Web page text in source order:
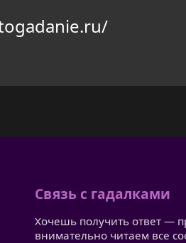
Связь с гадалками
Хочешь получить ответ —
внимательно читаем все